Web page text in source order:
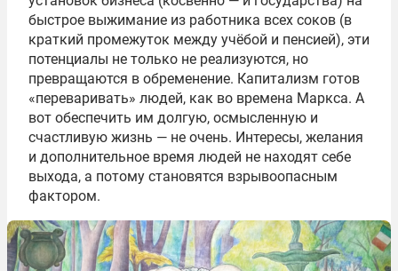
быстрое выжимание из работника всех соков (в
краткий промежуток между учёбой и пенсией), эти
потенциалы не только не реализуются, но
превращаются в обременение. Капитализм готов
«переваривать» людей, как во времена Маркса. А
вот обеспечить им долгую, осмысленную и
счастливую жизнь — не очень. Интересы, желания
и дополнительное время людей не находят себе
выхода, а потому становятся взрывоопасным
фактором.